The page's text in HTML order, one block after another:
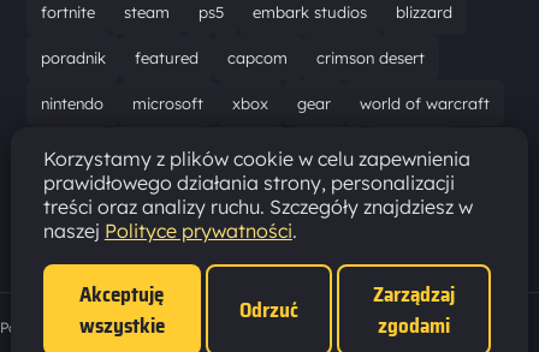
fortnite steam ps5 embark studios blizzard
poradnik featured capcom crimson desert
nintendo microsoft xbox gear world of warcraft
solucja marathon ubisoft bungie recenzja
resident evil requiem gaming aktualizacja pc
epic games hytale
Polityka prywatności ·
Korzystamy z plików cookie w celu zapewnienia
prawidłowego działania strony, personalizacji
treści oraz analizy ruchu. Szczegóły znajdziesz w
naszej Polityce prywatności.
Akceptuję
wszystkie
Odrzuć
Zarządzaj
zgodami